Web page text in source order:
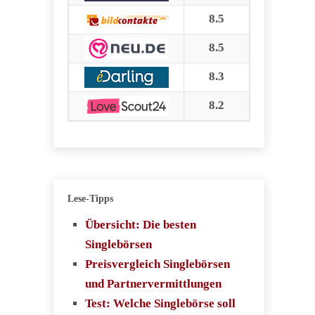
8.5
8.5
8.3
8.2
Lese-Tipps
Übersicht: Die besten
Singlebörsen
Preisvergleich Singlebörsen
und Partnervermittlungen
Test: Welche Singlebörse soll